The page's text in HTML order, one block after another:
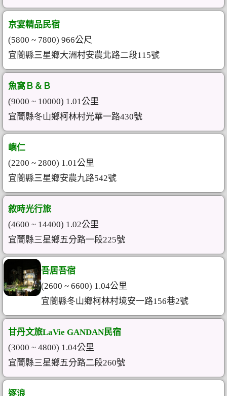
京宴精品民宿
(5800 ~ 7800) 966公尺
宜蘭縣三星鄉大洲村安農北路二段115號
魚窩Ｂ＆Ｂ
(9000 ~ 10000) 1.01公里
宜蘭縣冬山鄉柯林村光華一路430號
嶼仁
(2200 ~ 2800) 1.01公里
宜蘭縣三星鄉安農九路542號
敘時光行旅
(4600 ~ 14400) 1.02公里
宜蘭縣三星鄉五分路一段225號
吾居吾宿
(2600 ~ 6600) 1.04公里
宜蘭縣冬山鄉柯林村境安一路156巷2號
甘丹文旅LaVie GANDAN民宿
(3000 ~ 4800) 1.04公里
宜蘭縣三星鄉五分路二段260號
逐浪